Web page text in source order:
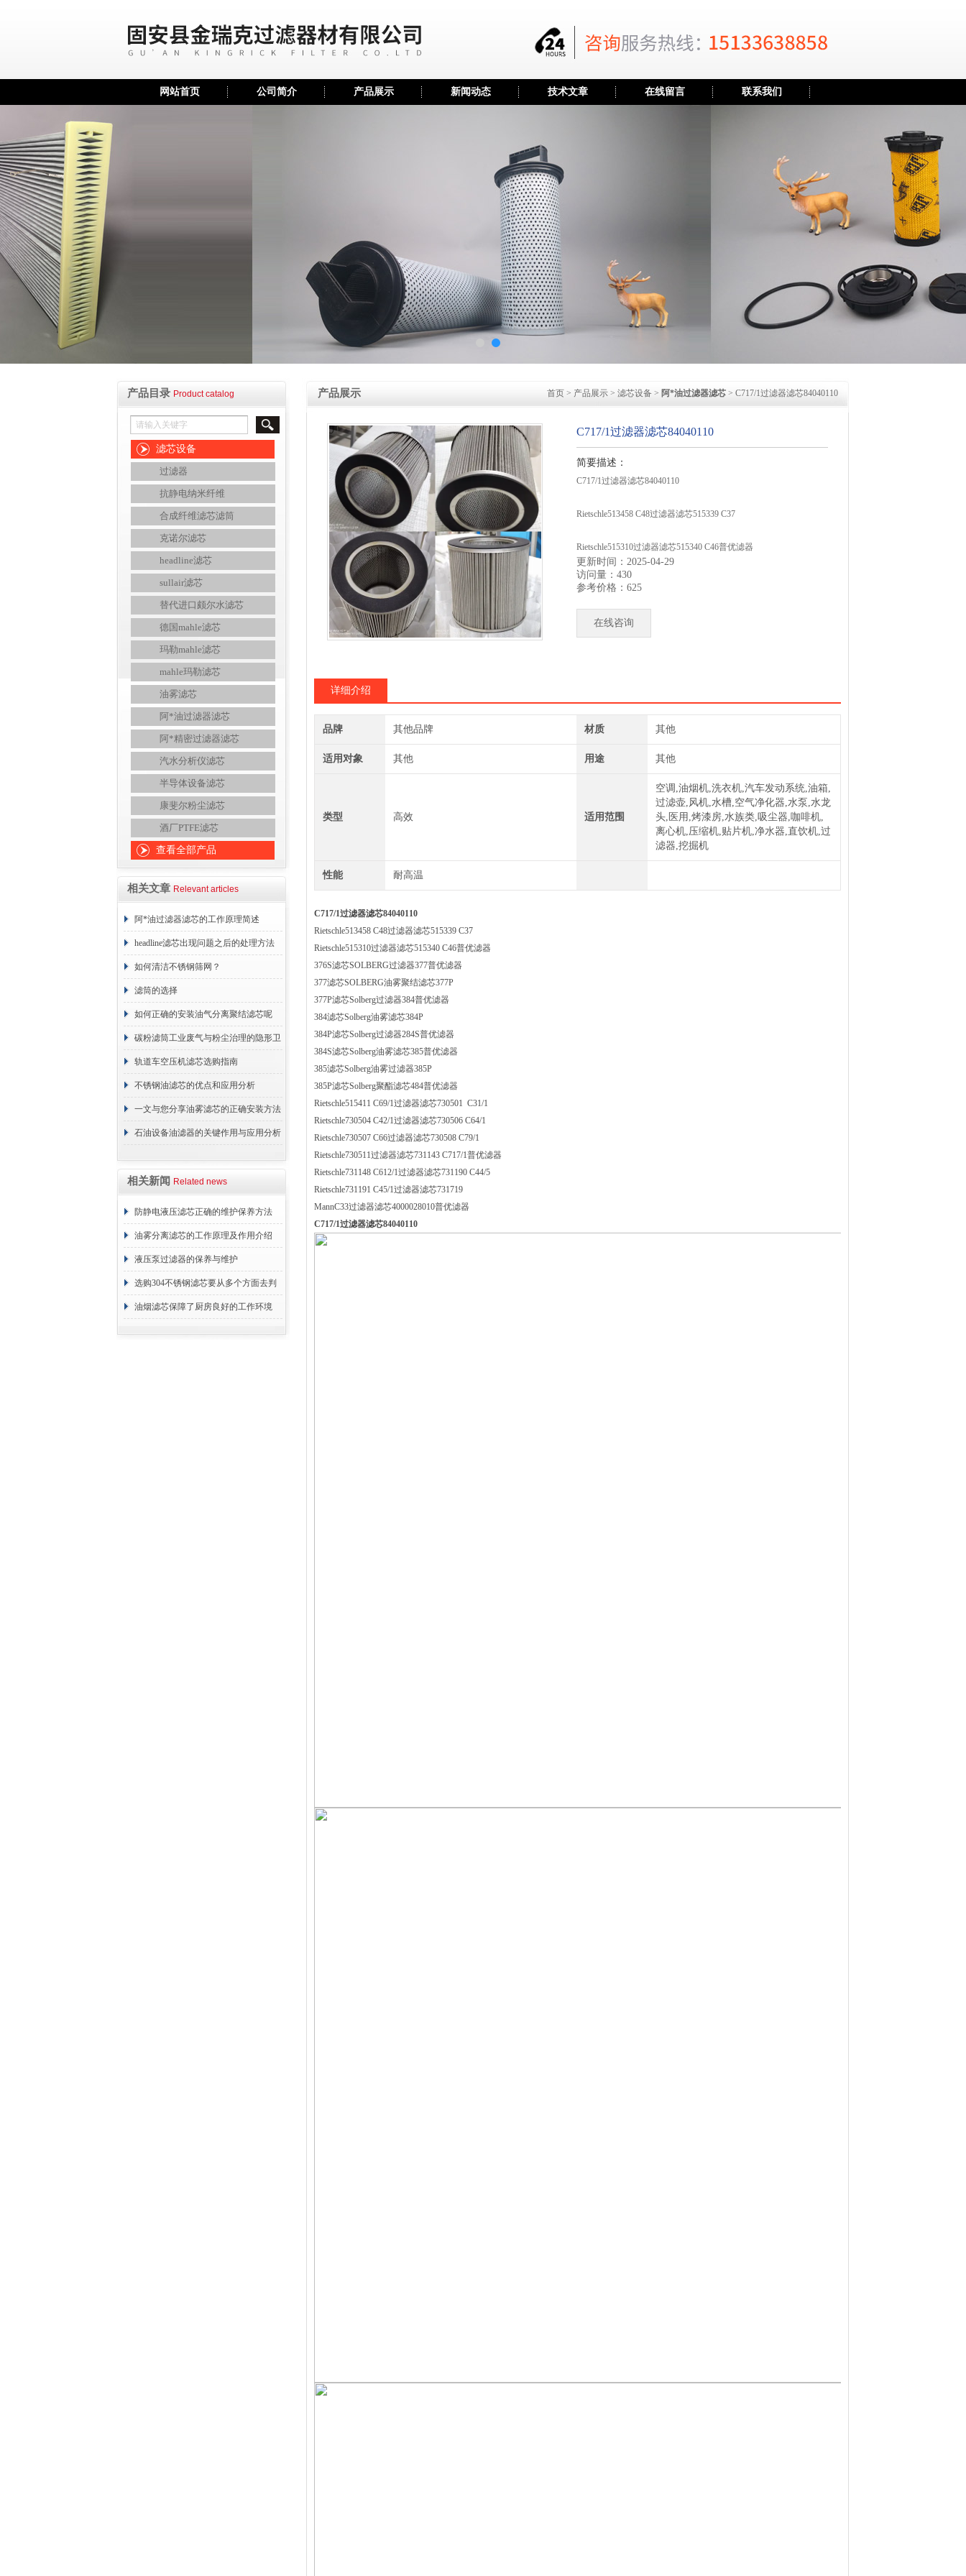
网站首页 公司简介 产品展示 新闻动态 技术文章 在线留言 联系我们
产品目录 Product catalog
滤芯设备
过滤器
抗静电纳米纤维
合成纤维滤芯滤筒
克诺尔滤芯
headline滤芯
sullair滤芯
替代进口颇尔水滤芯
德国mahle滤芯
玛勒mahle滤芯
mahle玛勒滤芯
油雾滤芯
阿*油过滤器滤芯
阿*精密过滤器滤芯
汽水分析仪滤芯
半导体设备滤芯
康斐尔粉尘滤芯
酒厂PTFE滤芯
查看全部产品
相关文章 Relevant articles
阿*油过滤器滤芯的工作原理简述
headline滤芯出现问题之后的处理方法
分享
如何清洁不锈钢筛网？
滤筒的选择
如何正确的安装油气分离聚结滤芯呢
碳粉滤筒工业废气与粉尘治理的隐形卫
士
轨道车空压机滤芯选购指南
不锈钢油滤芯的优点和应用分析
一文与您分享油雾滤芯的正确安装方法
石油设备油滤器的关键作用与应用分析
相关新闻 Related news
防静电液压滤芯正确的维护保养方法
油雾分离滤芯的工作原理及作用介绍
液压泵过滤器的保养与维护
选购304不锈钢滤芯要从多个方面去判
断
油烟滤芯保障了厨房良好的工作环境
产品展示 首页 > 产品展示 > 滤芯设备 > 阿*油过滤器滤芯 > C717/1过滤器滤芯84040110
C717/1过滤器滤芯84040110
简要描述：
C717/1过滤器滤芯84040110
Rietschle513458 C48过滤器滤芯515339 C37
Rietschle515310过滤器滤芯515340 C46普优滤器
376S滤芯SOLBERG过滤器377普优滤器
更新时间：2025-04-29
访问量：430
参考价格：625
在线咨询
详细介绍
品牌 其他品牌 材质 其他
适用对象 其他 用途 其他
类型 高效 适用范围
空调,油烟机,洗衣机,汽车发动系统,油箱,
过滤壶,风机,水槽,空气净化器,水泵,水龙
头,医用,烤漆房,水族类,吸尘器,咖啡机,
离心机,压缩机,贴片机,净水器,直饮机,过
滤器,挖掘机
性能 耐高温
C717/1过滤器滤芯84040110
Rietschle513458 C48过滤器滤芯515339 C37
Rietschle515310过滤器滤芯515340 C46普优滤器
376S滤芯SOLBERG过滤器377普优滤器
377滤芯SOLBERG油雾聚结滤芯377P
377P滤芯Solberg过滤器384普优滤器
384滤芯Solberg油雾滤芯384P
384P滤芯Solberg过滤器284S普优滤器
384S滤芯Solberg油雾滤芯385普优滤器
385滤芯Solberg油雾过滤器385P
385P滤芯Solberg聚酯滤芯484普优滤器
Rietschle515411 C69/1过滤器滤芯730501 C31/1
Rietschle730504 C42/1过滤器滤芯730506 C64/1
Rietschle730507 C66过滤器滤芯730508 C79/1
Rietschle730511过滤器滤芯731143 C717/1普优滤器
Rietschle731148 C612/1过滤器滤芯731190 C44/5
Rietschle731191 C45/1过滤器滤芯731719
MannC33过滤器滤芯4000028010普优滤器
C717/1过滤器滤芯84040110